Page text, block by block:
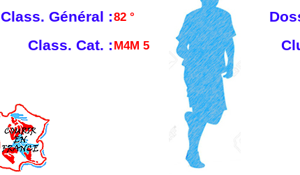
Class. Général :82 °
Class. Cat. : M4M 5